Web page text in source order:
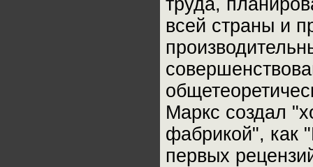
труда,
всей страны и
Маркс создал
фабрикой", как
первых